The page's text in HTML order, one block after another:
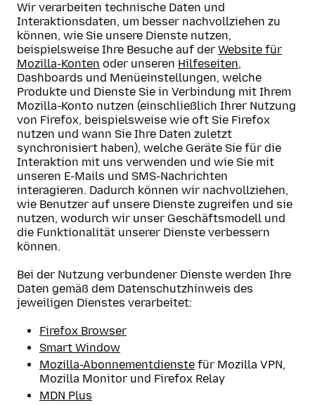
Wir verarbeiten technische Daten und
Interaktionsdaten, um besser nachvollziehen zu
können, wie Sie unsere Dienste nutzen,
beispielsweise Ihre Besuche auf der Website für
Mozilla-Konten oder unseren Hilfeseiten,
Dashboards und Menüeinstellungen, welche
Produkte und Dienste Sie in Verbindung mit Ihrem
Mozilla-Konto nutzen (einschließlich Ihrer Nutzung
von Firefox, beispielsweise wie oft Sie Firefox
nutzen und wann Sie Ihre Daten zuletzt
synchronisiert haben), welche Geräte Sie für die
Interaktion mit uns verwenden und wie Sie mit
unseren E-Mails und SMS-Nachrichten
interagieren. Dadurch können wir nachvollziehen,
wie Benutzer auf unsere Dienste zugreifen und sie
nutzen, wodurch wir unser Geschäftsmodell und
die Funktionalität unserer Dienste verbessern
können.
Bei der Nutzung verbundener Dienste werden Ihre
Daten gemäß dem Datenschutzhinweis des
jeweiligen Dienstes verarbeitet:
Firefox Browser
Smart Window
Mozilla-Abonnementdienste für Mozilla VPN,
Mozilla Monitor und Firefox Relay
MDN Plus